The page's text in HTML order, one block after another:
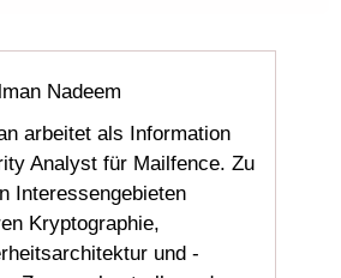
Nadeem
arbeitet als Information
Analyst für Mailfence. Zu
Interessengebieten
Kryptographie,
und -